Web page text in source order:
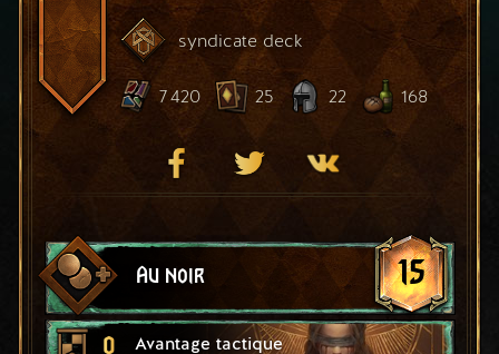
syndicate deck
7 420 25 22 168
Au noir 15
0 Avantage tactique